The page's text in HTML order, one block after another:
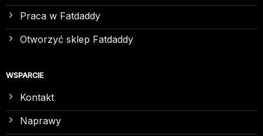
Praca w Fatdaddy
Otworzyć sklep Fatdaddy
WSPARCIE
Kontakt
Naprawy